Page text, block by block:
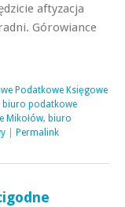
aftyzacja
Górowiance
Podatkowe Księgowe
biuro podatkowe
Mikołów, biuro
Permalink